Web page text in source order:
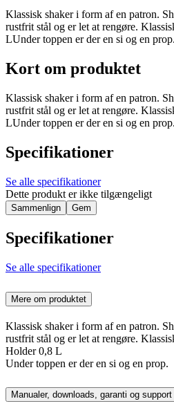
Klassisk shaker i form af en patron.
rustfrit stål og er let at rengøre.
LUnder toppen er der en si og en prop.
Kort om produktet
Klassisk shaker i form af en patron.
rustfrit stål og er let at rengøre.
LUnder toppen er der en si og en prop.
Specifikationer
Se alle specifikationer
Dette produkt er ikke tilgængeligt
Sammenlign Gem
Specifikationer
Se alle specifikationer
Mere om produktet
Klassisk shaker i form af en patron.
rustfrit stål og er let at rengøre.
Holder 0,8 L
Under toppen er der en si og en prop.
Manualer, downloads, garanti og support